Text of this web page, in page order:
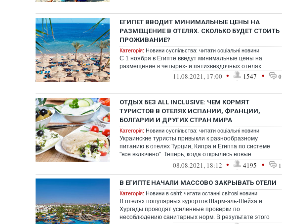
ЕГИПЕТ ВВОДИТ МИНИМАЛЬНЫЕ ЦЕНЫ НА
РАЗМЕЩЕНИЕ В ОТЕЛЯХ. СКОЛЬКО БУДЕТ СТОИТЬ
ПРОЖИВАНИЕ?
Категорія: Новини суспільства: читати соціальні новини
С 1 ноября в Египте введут минимальные цены на
размещение в четырех- и пятизвездочных отелях.
11.08.2021, 17:00 • 1547 • 0
ОТДЫХ БЕЗ ALL INCLUSIVE: ЧЕМ КОРМЯТ
ТУРИСТОВ В ОТЕЛЯХ ИСПАНИИ, ФРАНЦИИ,
БОЛГАРИИ И ДРУГИХ СТРАН МИРА
Категорія: Новини суспільства: читати соціальні новини
Украинские туристы привыкли к разнообразному
питанию в отелях Турции, Кипра и Египта по системе
"все включено". Теперь, когда открылись новые
08.08.2021, 18:12 • 4195 • 1
В ЕГИПТЕ НАЧАЛИ МАССОВО ЗАКРЫВАТЬ ОТЕЛИ
Категорія: Новини в світі: читати останні світові новини
В отелях популярных курортов Шарм-эль-Шейха и
Хургады проводят усиленные проверки по
несоблюдению санитарных норм. В результате этого